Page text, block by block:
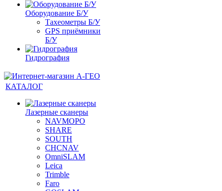
Оборудование Б/У
Тахеометры Б/У
GPS приёмники
Б/У
Гидрография
КАТАЛОГ
Лазерные сканеры
NAVMOPO
SHARE
SOUTH
CHCNAV
OmniSLAM
Leica
Trimble
Faro